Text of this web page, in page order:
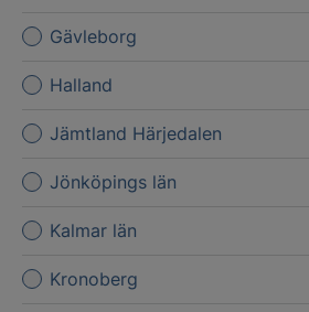
Gävleborg
Halland
Jämtland Härjedalen
Jönköpings län
Kalmar län
Kronoberg